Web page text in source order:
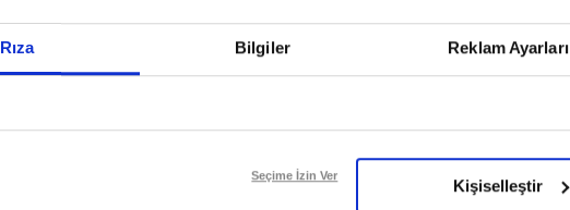
Rıza Bilgiler Reklam Ayarları
Seçime İzin Ver
Kişiselleştir